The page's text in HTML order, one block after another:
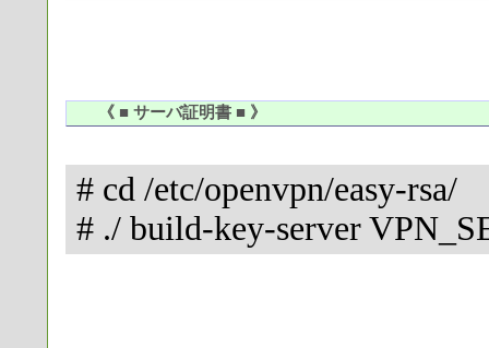
《 ■ サーバ証明書 ■ 》
# cd /etc/openvpn/easy-rsa/
# ./ build-key-server